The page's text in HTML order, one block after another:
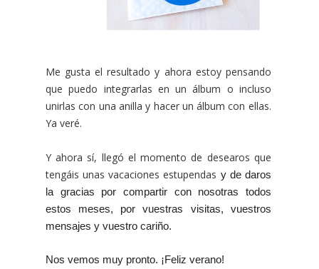
Me gusta el resultado y ahora estoy pensando
que puedo integrarlas en un álbum o incluso
unirlas con una anilla y hacer un álbum con ellas.
Ya veré.
Y ahora sí, llegó el momento de desearos que
tengáis unas vacaciones estupendas y de daros
la gracias por compartir con nosotras todos
estos meses, por vuestras visitas, vuestros
mensajes y vuestro cariño.
Nos vemos muy pronto. ¡Feliz verano!